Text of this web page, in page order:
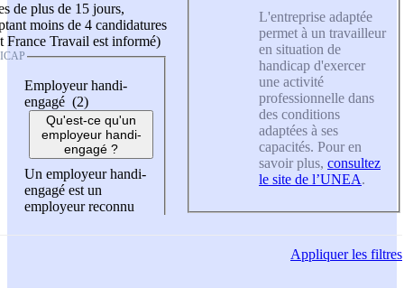
de plus de 15 jours,
moins de 4 candidatures
France Travail est informé)
Employeur handi-
engagé (2)
Qu'est-ce qu'un
employeur handi-
engagé ?
Un employeur handi-
engagé est un
employeur reconnu
L'entreprise adaptée
permet à un travailleur
en situation de
handicap d'exercer
une activité
professionnelle dans
des conditions
adaptées à ses
capacités. Pour en
savoir plus, consultez
le site de l’UNEA.
Appliquerles filtres